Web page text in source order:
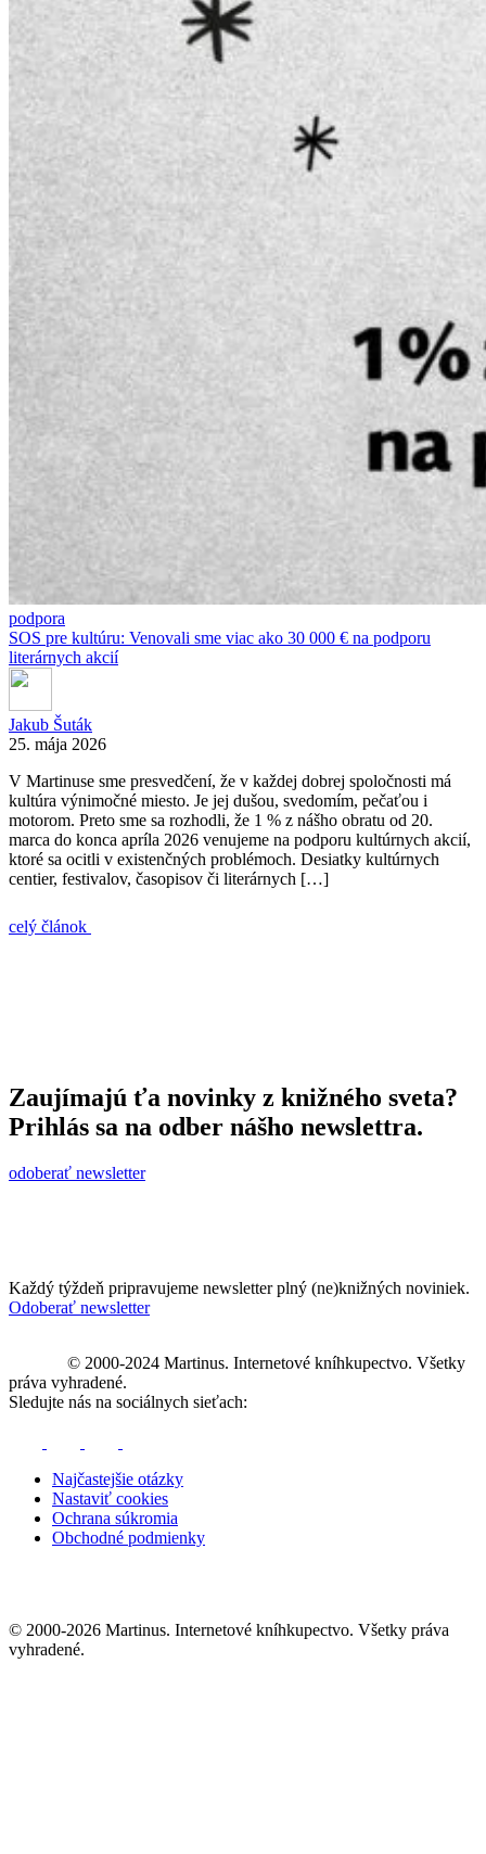
podpora
SOS pre kultúru: Venovali sme viac ako 30 000 € na podporu
literárnych akcií
Jakub Šuták
25. mája 2026
V Martinuse sme presvedčení, že v každej dobrej spoločnosti má
kultúra výnimočné miesto. Je jej dušou, svedomím, pečaťou i
motorom. Preto sme sa rozhodli, že 1 % z nášho obratu od 20.
marca do konca apríla 2026 venujeme na podporu kultúrnych akcií,
ktoré sa ocitli v existenčných problémoch. Desiatky kultúrnych
centier, festivalov, časopisov či literárnych […]
celý článok
Zaujímajú ťa novinky z knižného sveta?
Prihlás sa na odber nášho newslettra.
odoberať newsletter
Každý týždeň pripravujeme newsletter plný (ne)knižných noviniek.
Odoberať newsletter
© 2000-2024 Martinus. Internetové kníhkupectvo. Všetky
práva vyhradené.
Sledujte nás na sociálnych sieťach:
Najčastejšie otázky
Nastaviť cookies
Ochrana súkromia
Obchodné podmienky
© 2000-2026 Martinus. Internetové kníhkupectvo. Všetky práva
vyhradené.